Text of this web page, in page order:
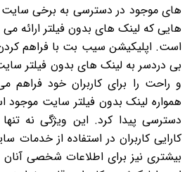
های موجود در دسترسی به برخی سایت
هایی که لینک های بدون فیلتر ارائه
است. اپلیکیشن سیب بت با فراهم
بی دردسر به لینک های بدون فیلتر
و راحت را برای کاربران خود فراهم
همواره لینک بدون فیلتر سایت
دسترسی پیدا کرد. این ویژگی نه
کارایی کاربران در استفاده از خدمات
بیشتری نیز برای اطلاعات شخصی آنان